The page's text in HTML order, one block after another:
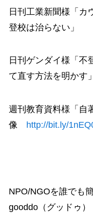
日刊工業新聞様「カ
登校は治らない」
日刊ゲンダイ様「不
て直す方法を明かす」
週刊教育資料様「自
像
http://bit.ly/
NPO/NGOを誰でも
gooddo（グッドゥ）